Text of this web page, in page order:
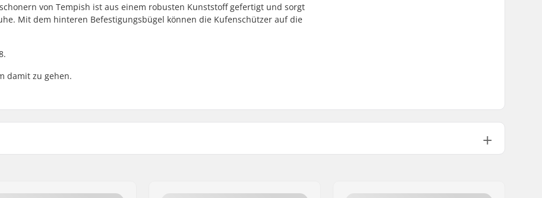
von Tempish ist aus einem robusten Kunststoff gefertigt und sorgt
Mit dem hinteren Befestigungsbügel können die Kufenschützer auf die
damit zu gehen.